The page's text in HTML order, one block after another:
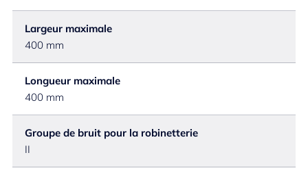
Largeur maximale
400 mm
Longueur maximale
400 mm
Groupe de bruit pour la robinetterie
II